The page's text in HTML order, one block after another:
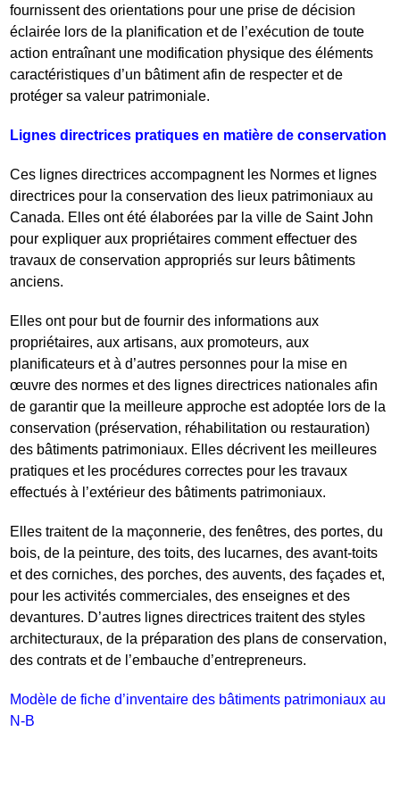
fournissent des orientations pour une prise de décision
éclairée lors de la planification et de l’exécution de toute
action entraînant une modification physique des éléments
caractéristiques d’un bâtiment afin de respecter et de
protéger sa valeur patrimoniale.
Lignes directrices pratiques en matière de conservation
Ces lignes directrices accompagnent les Normes et lignes
directrices pour la conservation des lieux patrimoniaux au
Canada. Elles ont été élaborées par la ville de Saint John
pour expliquer aux propriétaires comment effectuer des
travaux de conservation appropriés sur leurs bâtiments
anciens.
Elles ont pour but de fournir des informations aux
propriétaires, aux artisans, aux promoteurs, aux
planificateurs et à d’autres personnes pour la mise en
œuvre des normes et des lignes directrices nationales afin
de garantir que la meilleure approche est adoptée lors de la
conservation (préservation, réhabilitation ou restauration)
des bâtiments patrimoniaux. Elles décrivent les meilleures
pratiques et les procédures correctes pour les travaux
effectués à l’extérieur des bâtiments patrimoniaux.
Elles traitent de la maçonnerie, des fenêtres, des portes, du
bois, de la peinture, des toits, des lucarnes, des avant-toits
et des corniches, des porches, des auvents, des façades et,
pour les activités commerciales, des enseignes et des
devantures. D’autres lignes directrices traitent des styles
architecturaux, de la préparation des plans de conservation,
des contrats et de l’embauche d’entrepreneurs.
Modèle de fiche d’inventaire des bâtiments patrimoniaux au
N-B